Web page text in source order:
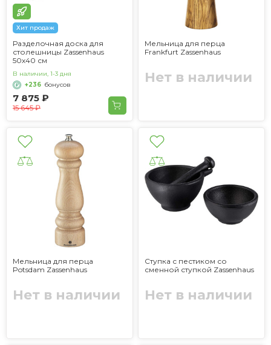
Хит продаж
Разделочная доска для
столешницы Zassenhaus
50х40 см
7 875 ₽
15 645 ₽
В наличии, 1-3 дня
+236 бонусов
Мельница для перца
Frankfurt Zassenhaus
Нет в наличии
Мельница для перца
Potsdam Zassenhaus
Нет в наличии
Ступка с пестиком со
сменной ступкой Zassenhaus
Нет в наличии